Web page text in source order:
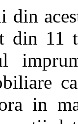
din
11
in